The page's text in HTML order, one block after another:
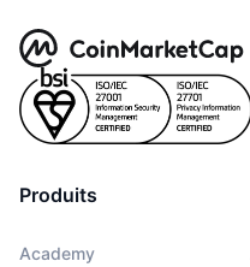
Produits
Academy